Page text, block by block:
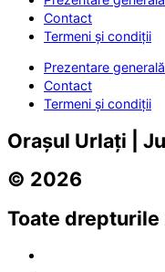
Contact
Termeni și condiții
Prezentare generală
Contact
Termeni și condiții
Orașul Urlați |
© 2026
Toate